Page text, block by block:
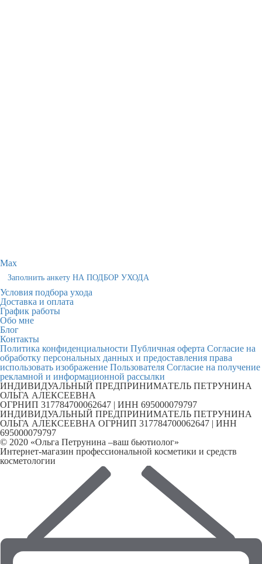
Max
Заполнить анкету НА ПОДБОР УХОДА
Условия подбора ухода
Доставка и оплата
График работы
Обо мне
Блог
Контакты
Политика конфиденциальности Публичная оферта Согласие на
обработку персональных данных и предоставления права
использовать изображение Пользователя Согласие на получение
рекламной и информационной рассылки
ИНДИВИДУАЛЬНЫЙ ПРЕДПРИНИМАТЕЛЬ ПЕТРУНИНА
ОЛЬГА АЛЕКСЕЕВНА
ОГРНИП 317784700062647 | ИНН 695000079797
ИНДИВИДУАЛЬНЫЙ ПРЕДПРИНИМАТЕЛЬ ПЕТРУНИНА
ОЛЬГА АЛЕКСЕЕВНА ОГРНИП 317784700062647 | ИНН
695000079797
© 2020 «Ольга Петрунина –ваш бьютиолог»
Интернет-магазин профессиональной косметики и средств
косметологии